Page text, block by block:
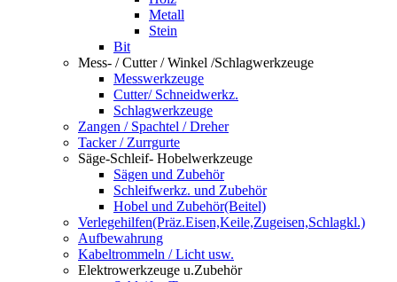
Metall
Stein
Bit
Mess- / Cutter / Winkel /Schlagwerkzeuge
Messwerkzeuge
Cutter/ Schneidwerkz.
Schlagwerkzeuge
Zangen / Spachtel / Dreher
Tacker / Zurrgurte
Säge-Schleif- Hobelwerkzeuge
Sägen und Zubehör
Schleifwerkz. und Zubehör
Hobel und Zubehör(Beitel)
Verlegehilfen(Präz.Eisen,Keile,Zugeisen,Schlagkl.)
Aufbewahrung
Kabeltrommeln / Licht usw.
Elektrowerkzeuge u.Zubehör